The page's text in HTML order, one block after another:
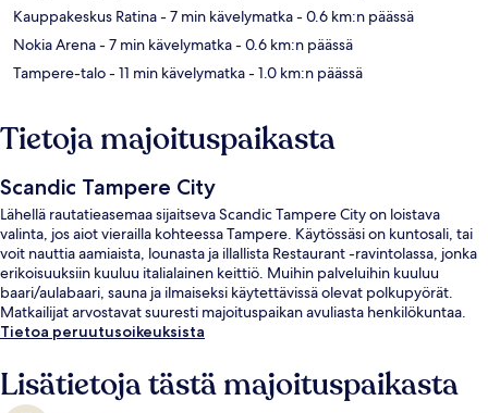
Kauppakeskus Ratina- 7 min kävelymatka- 0.6 km:n päässä
Nokia Arena- 7 min kävelymatka- 0.6 km:n päässä
Tampere-talo- 11 min kävelymatka- 1.0 km:n päässä
Tietoja majoituspaikasta
Scandic Tampere City
Lähellä rautatieasemaa sijaitseva Scandic Tampere City on loistava
valinta, jos aiot vierailla kohteessa Tampere. Käytössäsi on kuntosali, tai
voit nauttia aamiaista, lounasta ja illallista Restaurant -ravintolassa, jonka
erikoisuuksiin kuuluu italialainen keittiö. Muihin palveluihin kuuluu
baari/aulabaari, sauna ja ilmaiseksi käytettävissä olevat polkupyörät.
Matkailijat arvostavat suuresti majoituspaikan avuliasta henkilökuntaa.
Tietoa peruutusoikeuksista
Lisätietoja tästä majoituspaikasta